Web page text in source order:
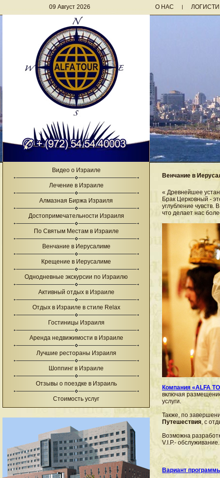
09 Август 2026 О НАС |
Видео о Израиле
Лечение в Израиле
Алмазная Биржа Израиля
Достопримечательности Израиля
По Святым Местам в Израиле
Венчание в Иерусалиме
Крещение в Иерусалиме
Однодневные экскурсии по Израилю
Активный отдых в Израиле
Отдых в Израиле в стиле Relax
Гостиницы Израиля
Аренда недвижимости в Израиле
Лучшие рестораны Израиля
Шоппинг в Израиле
Отзывы о поездке в Израиль
Стоимость услуг
Венчание в
« Древнейшее
Брак Церковный -
углубление чувств.
что делает нас
Компания «ALFA
включая
услуги.
Также, по
Путешествия, с
Возможна
V.I.P.- обслуживание.
Вариант